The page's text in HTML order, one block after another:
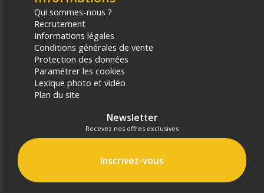
Qui sommes-nous ?
Recrutement
Informations légales
Conditions générales de vente
Protection des données
Paramétrer les cookies
Lexique photo et vidéo
Plan du site
Newsletter
Recevez nos offres exclusives
Inscrivez-vous